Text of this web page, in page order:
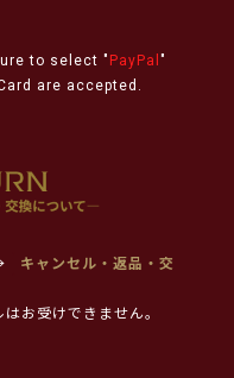
to select " PayPal "
are accepted.
キャンセル・返品・交
お受けできません。